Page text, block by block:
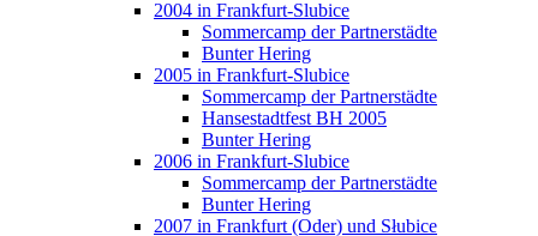
2004 in Frankfurt-Slubice
Sommercamp der Partnerstädte
Bunter Hering
2005 in Frankfurt-Slubice
Sommercamp der Partnerstädte
Hansestadtfest BH 2005
Bunter Hering
2006 in Frankfurt-Slubice
Sommercamp der Partnerstädte
Bunter Hering
2007 in Frankfurt (Oder) und Słubice